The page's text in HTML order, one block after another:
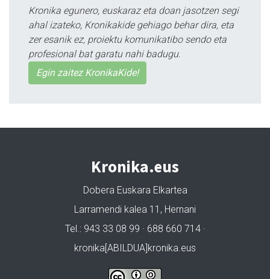
Kronika egunero, euskaraz eta doan jasotzen segi
ahal izateko, Kronikakide gehiago behar dira, eta
zer esanik ez, proiektu komunikatibo sendo eta
profesional bat garatu nahi badugu.
Egin zaitez KronikaKide!
Kronika.eus
Dobera Euskara Elkartea
Larramendi kalea 11, Hernani
Tel.: 943 33 08 99 · 688 660 714 ·
kronika[ABILDUA]kronika.eus